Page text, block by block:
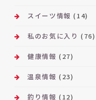
スイーツ情報 (14)
私のお気に入り (76)
健康情報 (27)
温泉情報 (23)
釣り情報 (12)